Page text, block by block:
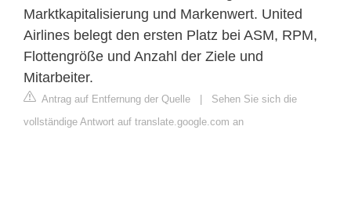
Marktkapitalisierung und Markenwert. United
Airlines belegt den ersten Platz bei ASM, RPM,
Flottengröße und Anzahl der Ziele und
Mitarbeiter.
Antrag auf Entfernung der Quelle
Sehen Sie sich die
vollständige Antwort auf translate.google.com an